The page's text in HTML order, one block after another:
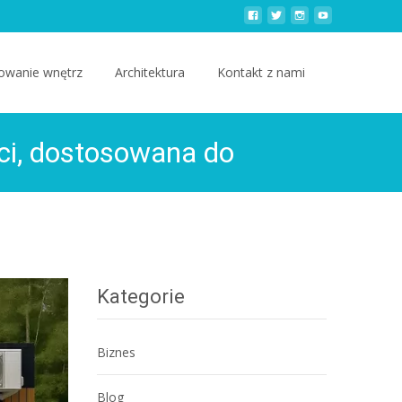
wnętrz Architektura Kontakt z nami
dostosowana do
Kategorie
Biznes
Blog